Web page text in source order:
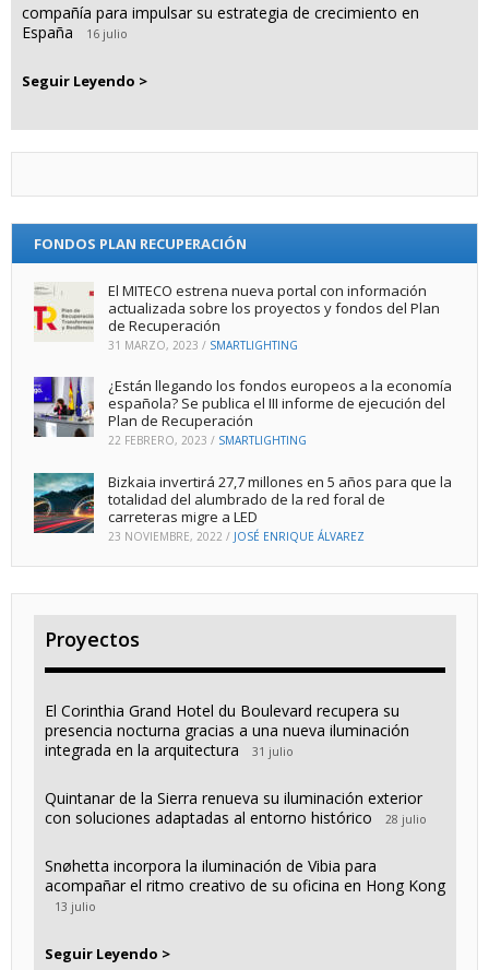
compañía para impulsar su estrategia de crecimiento en
España
16 julio
Seguir Leyendo >
FONDOS PLAN RECUPERACIÓN
El MITECO estrena nueva portal con información
actualizada sobre los proyectos y fondos del Plan
de Recuperación
31 MARZO, 2023 / SMARTLIGHTING
¿Están llegando los fondos europeos a la economía
española? Se publica el III informe de ejecución del
Plan de Recuperación
22 FEBRERO, 2023 / SMARTLIGHTING
Bizkaia invertirá 27,7 millones en 5 años para que la
totalidad del alumbrado de la red foral de
carreteras migre a LED
23 NOVIEMBRE, 2022 / JOSÉ ENRIQUE ÁLVAREZ
Proyectos
El Corinthia Grand Hotel du Boulevard recupera su
presencia nocturna gracias a una nueva iluminación
integrada en la arquitectura
31 julio
Quintanar de la Sierra renueva su iluminación exterior
con soluciones adaptadas al entorno histórico
28 julio
Snøhetta incorpora la iluminación de Vibia para
acompañar el ritmo creativo de su oficina en Hong Kong
13 julio
Seguir Leyendo >